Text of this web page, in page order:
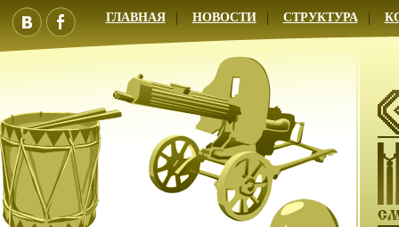
ГЛАВНАЯ НОВОСТИ СТРУКТУРА